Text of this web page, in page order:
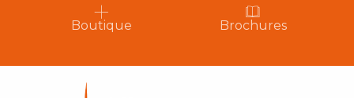
Boutique Brochures